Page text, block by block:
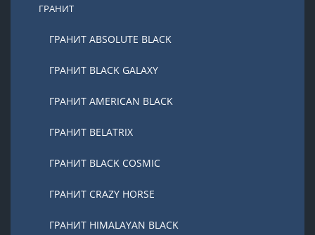
ГРАНИТ
ГРАНИТ ABSOLUTE BLACK
ГРАНИТ BLACK GALAXY
ГРАНИТ AMERICAN BLACK
ГРАНИТ BELATRIX
ГРАНИТ BLACK COSMIC
ГРАНИТ CRAZY HORSE
ГРАНИТ HIMALAYAN BLACK